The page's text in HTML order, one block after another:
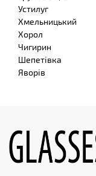
Устилуг
Хмельницький
Хорол
Чигирин
Шепетівка
Яворів